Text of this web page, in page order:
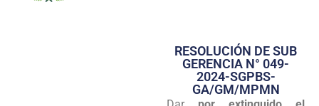
Transparencia
Seguridad
RESOLUCIÓN DE SUB
GERENCIA N° 049-
2024-SGPBS-
GA/GM/MPMN